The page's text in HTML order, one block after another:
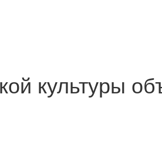
культуры